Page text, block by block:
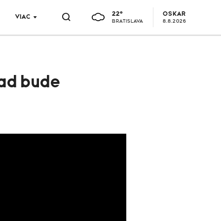
VIAC 22°
BRATISLAVA
OSKAR
8.8.2026
bude